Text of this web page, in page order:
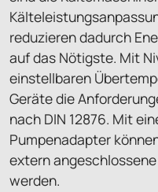
reduzieren dadurch
auf das Nötigste. Mit
einstellbaren
Geräte die
nach DIN 12876. Mit
Pumpenadapter
extern
werden.